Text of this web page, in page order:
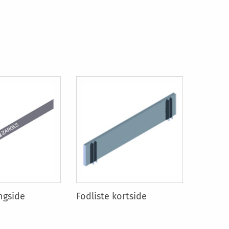
Fodliste kortside